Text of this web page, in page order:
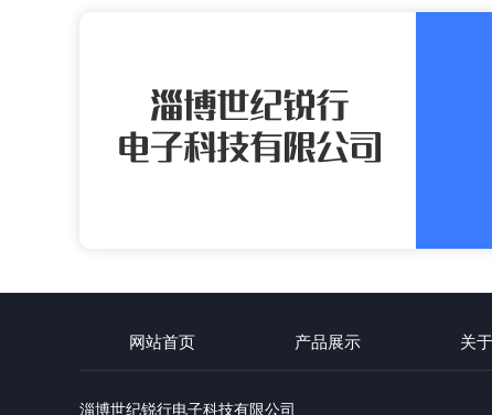
网站首页 产品展示 关
淄博世纪锐行电子科技有限公司